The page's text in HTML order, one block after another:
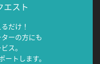
エスト
だけ！
ーの方にも
ス。
ートします。